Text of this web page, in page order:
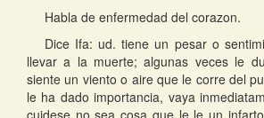
Habla de enfermedad del corazon.
Dice Ifa: ud. tiene un pesar o
llevar a la muerte; algunas veces le
siente un viento o aire que le corre del
le ha dado importancia, vaya
cuidese no sea cosa que le le un